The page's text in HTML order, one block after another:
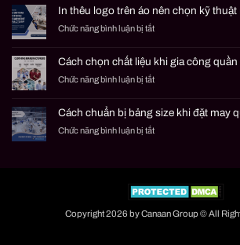
công
áo
mẫu
may
mặc
gì?
Cách
đặt
nhỏ
In thêu logo trên áo nên chọn kỹ thuật
Chức năng bình luận bị tắtở
logo
trên
nên
kỹ
Cách chọn chất liệu khi gia công quần
Chức năng bình luận bị tắtở
chất
liệu
quần
áo
theo
Cách chuẩn bị bảng size khi đặt may
Chức năng bình luận bị tắtở
size
khi
Copyright 2026 by Canaan Group © All